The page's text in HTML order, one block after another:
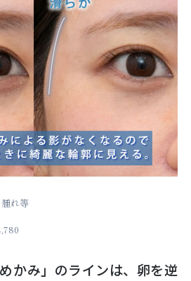
れ等
かみ」のラインは、卵を逆